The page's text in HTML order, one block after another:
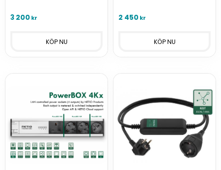
med LAN/WiFi samt in- och
3 200 kr
och har tre 230V/16A uttag.
2 450 kr